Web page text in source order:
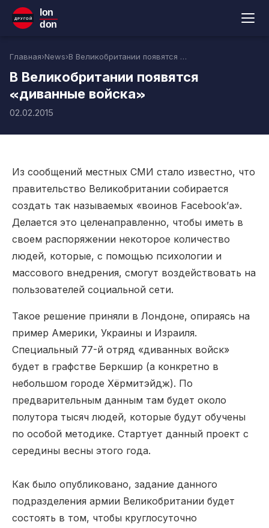
ДРУГОЙ
lon
don
Главная›News› В Великобритании появятся «диванные войска»
В Великобритании появятся
«диванные войска»
02.02.2015
Из сообщений местных СМИ стало известно, что
правительство Великобритании собирается
создать так называемых «воинов Facebook’а».
Делается это целенаправленно, чтобы иметь в
своем распоряжении некоторое количество
людей, которые, с помощью психологии и
массового внедрения, смогут воздействовать на
пользователей социальной сети.
Такое решение приняли в Лондоне, опираясь на
пример Америки, Украины и Израиля.
Специальный 77-й отряд «диванных войск»
будет в графстве Беркшир (а конкретно в
небольшом городе Хёрмитэйдж). По
предварительным данным там будет около
полутора тысяч людей, которые будут обучены
по особой методике. Стартует данный проект с
середины весны этого года.
Как было опубликовано, задание данного
подразделения армии Великобритании будет
состоять в том, чтобы круглосуточно